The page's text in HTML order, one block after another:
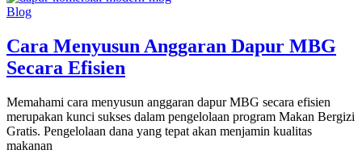
Blog
Cara Menyusun Anggaran Dapur MBG
Secara Efisien
Memahami cara menyusun anggaran dapur MBG secara efisien
merupakan kunci sukses dalam pengelolaan program Makan Bergizi
Gratis. Pengelolaan dana yang tepat akan menjamin kualitas
makanan